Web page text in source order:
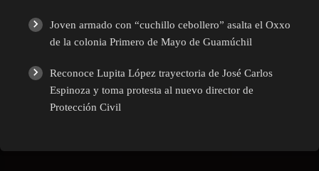
Joven armado con “cuchillo cebollero” asalta el Oxxo
de la colonia Primero de Mayo de Guamúchil
Reconoce Lupita López trayectoria de José Carlos
Espinoza y toma protesta al nuevo director de
Protección Civil